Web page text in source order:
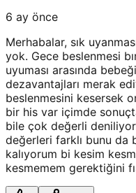
6 ay önce
Merhabalar, sık
yok. Gece beslenmesi
uyuması arasında
dezavantajları merak
beslenmesini kesersek
bir his var içimde
bile çok değerli
değerleri farklı bunu da
kalıyorum bi kesim
kesmemem gerektiğini